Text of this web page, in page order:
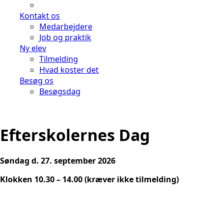
Kontakt os
Medarbejdere
Job og praktik
Ny elev
Tilmelding
Hvad koster det
Besøg os
Besøgsdag
Efterskolernes Dag
Søndag d. 27. september 2026
Klokken 10.30 – 14.00 (kræver ikke tilmelding)